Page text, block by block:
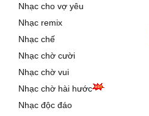
Nhạc cho vợ yêu
Nhạc remix
Nhạc chế
Nhạc chờ cười
Nhạc chờ vui
Nhạc chờ hài hước
Nhạc độc đáo